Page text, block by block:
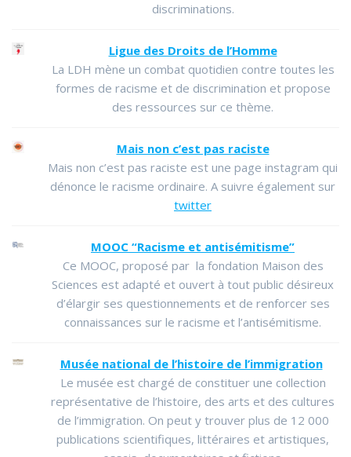
discriminations.
Ligue des Droits de l’Homme
La LDH mène un combat quotidien contre toutes les
formes de racisme et de discrimination et propose
des ressources sur ce thème.
Mais non c’est pas raciste
Mais non c’est pas raciste est une page instagram qui
dénonce le racisme ordinaire. A suivre également sur
twitter
MOOC “Racisme et antisémitisme”
Ce MOOC, proposé par la fondation Maison des
Sciences est adapté et ouvert à tout public désireux
d’élargir ses questionnements et de renforcer ses
connaissances sur le racisme et l’antisémitisme.
Musée national de l’histoire de l’immigration
Le musée est chargé de constituer une collection
représentative de l’histoire, des arts et des cultures
de l’immigration. On peut y trouver plus de 12 000
publications scientifiques, littéraires et artistiques,